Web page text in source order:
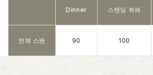
Dinner 스탠딩 뷔페
전체 스팬 90 100